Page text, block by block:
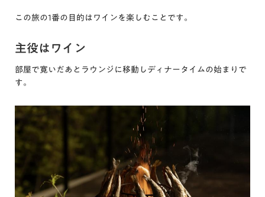
この旅の1番の目的はワインを楽しむことです。
主役はワイン
部屋で寛いだあとラウンジに移動しディナータイムの始まりで
す。